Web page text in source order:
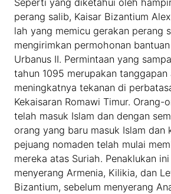
perang salib, Kaisar Bizantium
lah yang memicu gerakan perang
mengirimkan permohonan
Urbanus II. Permintaan yang
tahun 1095 merupakan tanggapan
meningkatnya tekanan di
Kekaisaran Romawi Timur. Orang-
telah masuk Islam dan dengan
orang yang baru masuk Islam dan
pejuang nomaden telah mulai
mereka atas Suriah. Penaklukan
menyerang Armenia, Kilikia, dan
Bizantium, sebelum menyerang